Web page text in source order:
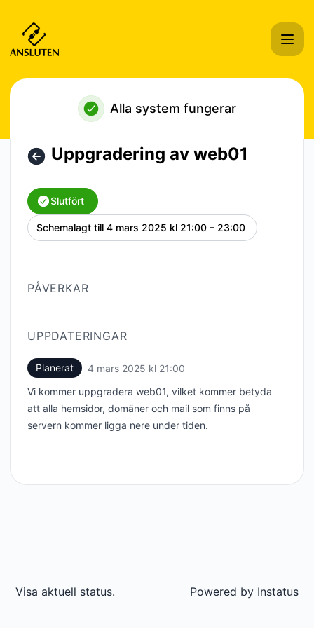
Alla system fungerar
Uppgradering av web01
Slutfört
Schemalagt till 4 mars 2025 kl 21:00 – 23:00 UTC
PÅVERKAR
UPPDATERINGAR
Planerat 4 mars 2025 kl 21:00
Vi kommer uppgradera web01, vilket kommer betyda
att alla hemsidor, domäner och mail som finns på
servern kommer ligga nere under tiden.
Visa aktuell status. Powered by Instatus